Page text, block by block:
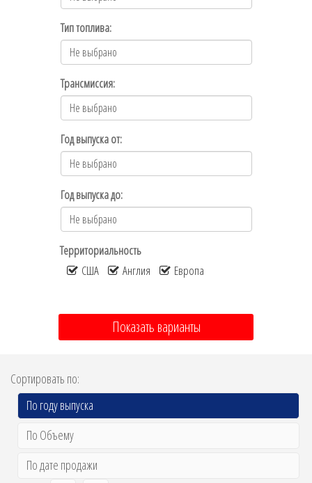
Тип топлива:
Трансмиссия:
Год выпуска от:
Год выпуска до:
Территориальность
США
Англия Европа
Показать варианты
Сортировать по:
По году выпуска
По Объему
По дате продажи